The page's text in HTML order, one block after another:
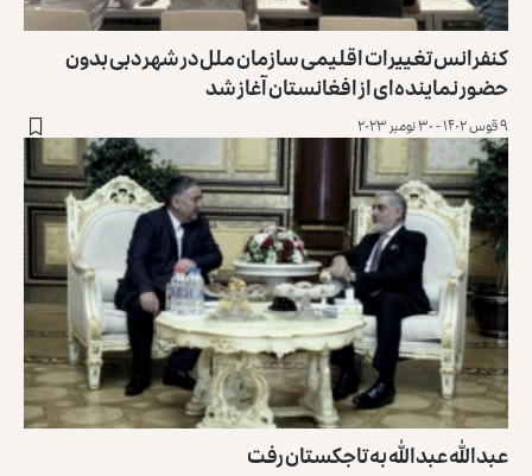
کنفرانس تغییرات اقلیمی سازمان ملل در شهر دبی بدون
حضور نماینده‌ای از افغانستان آغاز شد
۹ قوس ۱۴۰۲ - ۳۰ نومبر ۲۰۲۳
عبدالله عبدالله به تاجکستان رفت